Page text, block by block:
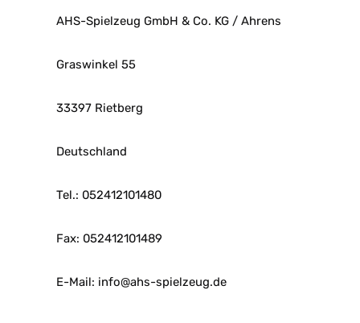
AHS-Spielzeug GmbH & Co. KG / Ahrens
Graswinkel 55
33397 Rietberg
Deutschland
Tel.: 052412101480
Fax: 052412101489
E-Mail: info@ahs-spielzeug.de